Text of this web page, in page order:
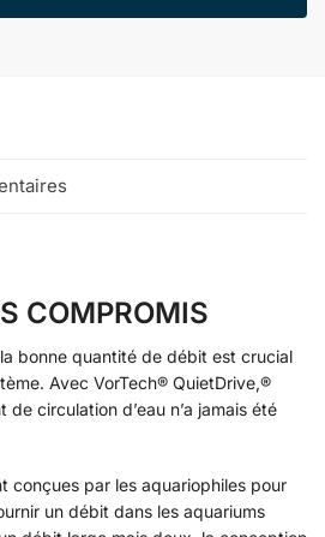
COMPROMIS
bonne quantité de débit est crucial
Avec VorTech® QuietDrive,®
circulation d’eau n’a jamais été
conçues par les aquariophiles pour
un débit dans les aquariums